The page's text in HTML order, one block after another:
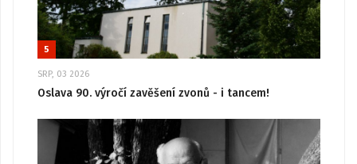
5
SRP, 03 2026
Oslava 90. výročí zavěšení zvonů - i tancem!